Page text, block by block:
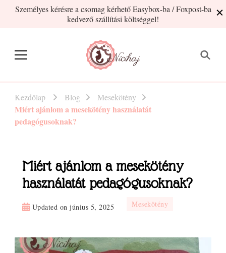
Személyes kérésre a csomag kérhető Easybox-ba / Foxpost-ba
kedvező szállítási költséggel!
Nicihaj
Kezdőlap Blog Mesekötény
Miért ajánlom a mesekötény használatát
pedagógusoknak?
Miért ajánlom a mesekötény
használatát pedagógusoknak?
Updated onjúnius 5, 2025 Mesekötény